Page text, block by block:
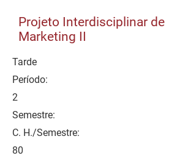
Projeto Interdisciplinar de
Marketing II
Tarde
Período:
2
Semestre:
C. H./Semestre:
80